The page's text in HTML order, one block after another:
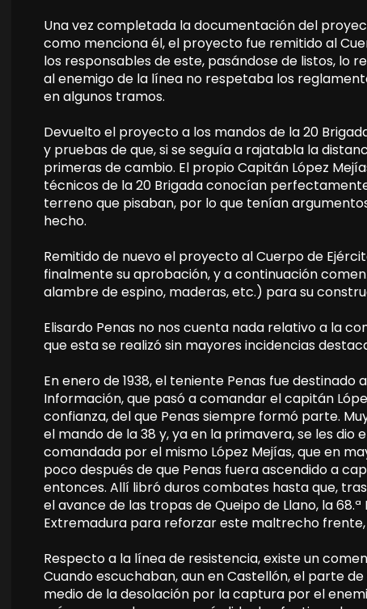
Una vez completada la documentación del
como menciona él, el proyecto fue remitido al
los responsables de este, pasándose de listos, lo
al enemigo de la línea no respetaba los
en algunos tramos.
Devuelto el proyecto a los mandos de la 20
y pruebas de que, si se seguía a rajatabla la
primeras de cambio. El propio Capitán López
técnicos de la 20 Brigada conocían
terreno que pisaban, por lo que tenían
hecho.
Remitido de nuevo el proyecto al Cuerpo de
finalmente su aprobación, y a continuación
alambre de espino, maderas, etc.) para su
Elisardo Penas no nos cuenta nada relativo a la
que esta se realizó sin mayores incidencias
En enero de 1938, el teniente Penas fue
Información, que pasó a comandar el capitán
confianza, del que Penas siempre formó parte.
el mando de la 38 y, ya en la primavera, se les
comandada por el mismo López Mejías, que en
poco después de que Penas fuera ascendido a
entonces. Allí libró duros combates hasta que,
el avance de las tropas de Queipo de Llano, la
Extremadura para reforzar este maltrecho
Respecto a la línea de resistencia, existe un
Cuando escuchaban, aun en Castellón, el parte
medio de la desolación por la captura por el